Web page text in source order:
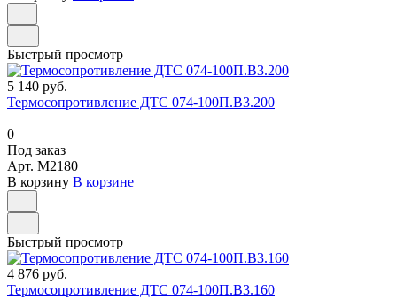
Быстрый просмотр
5 140 руб.
Термосопротивление ДТС 074-100П.В3.200
0
Под заказ
Арт. M2180
В корзину В корзине
Быстрый просмотр
4 876 руб.
Термосопротивление ДТС 074-100П.В3.160